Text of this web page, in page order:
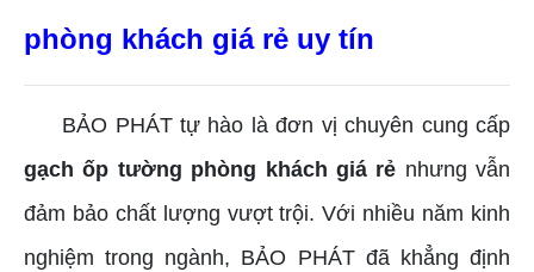
phòng khách giá rẻ uy tín
BẢO PHÁT tự hào là đơn vị chuyên cung cấp
gạch ốp tường phòng khách giá rẻ nhưng vẫn
đảm bảo chất lượng vượt trội. Với nhiều năm kinh
nghiệm trong ngành, BẢO PHÁT đã khẳng định